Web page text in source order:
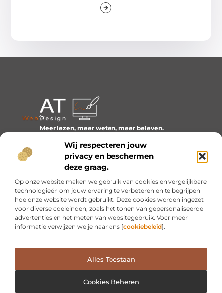
Wij respecteren jouw
privacy en beschermen
deze graag.
Op onze website maken we gebruik van cookies en vergelijkbare
technologieën om jouw ervaring te verbeteren en te begrijpen
hoe onze website wordt gebruikt. Deze cookies worden ingezet
voor diverse doeleinden, zoals het tonen van gepersonaliseerde
advertenties en het meten van websitegebruik. Voor meer
informatie verwijzen we je naar ons [cookiebeleid].
Alles Toestaan
Cookies Beheren
Meer lezen, meer weten, meer beleven.
het dagelijks leven boeiend maakt.
Bericht categorie
Onze informatie
@2025 www.at-webdesign.nl. All Right Reserved.